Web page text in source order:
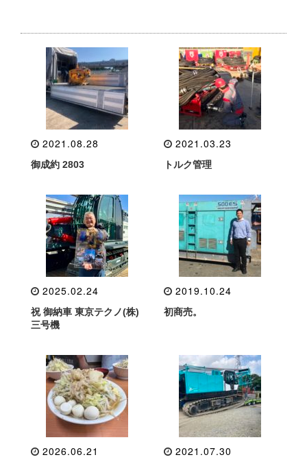
2021.08.28
御成約 2803
2021.03.23
トルク管理
2025.02.24
祝 御納車 東京テクノ(株)
三号機
2019.10.24
初商売。
2026.06.21 2021.07.30